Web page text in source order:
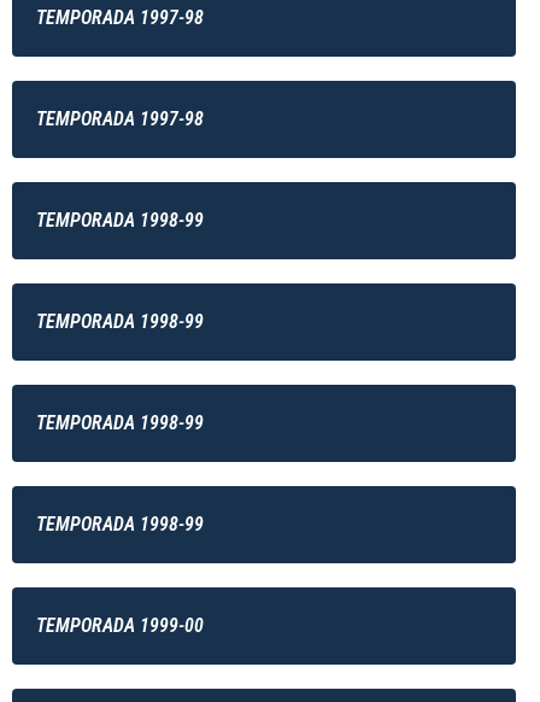
TEMPORADA 1997-98
TEMPORADA 1997-98
TEMPORADA 1998-99
TEMPORADA 1998-99
TEMPORADA 1998-99
TEMPORADA 1998-99
TEMPORADA 1999-00